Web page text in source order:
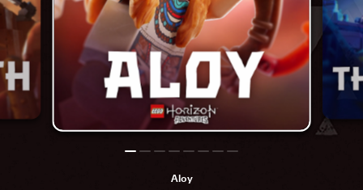
Aloy